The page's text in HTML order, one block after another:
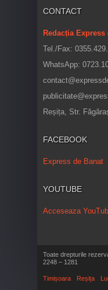
CONTACT
Redacția Express
Tel./Fax:
WhatsApp:
Reșița, Str.
FACEBOOK
Express de Banat
YOUTUBE
Acceseaza
Toate drepturile
2248 – 1281
Timișoara Reșița